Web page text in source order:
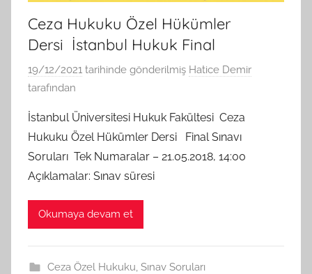
Ceza Hukuku Özel Hükümler
Dersi İstanbul Hukuk Final
19/12/2021 tarihinde gönderilmiş Hatice Demir
tarafından
İstanbul Üniversitesi Hukuk Fakültesi Ceza
Hukuku Özel Hükümler Dersi Final Sınavı
Soruları Tek Numaralar – 21.05.2018, 14:00
Açıklamalar: Sınav süresi
Okumaya devam et
Ceza Özel Hukuku, Sınav Soruları